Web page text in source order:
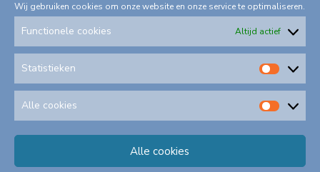
Wij gebruiken cookies om onze website en onze service te optimaliseren.
Functionele cookies Altijd actief
Statistieken
Alle cookies
Alle
Alle cookies
Partners
Het Ministerie van Economische Zaken en Klimaat financiert
SCAN. De uitvoering van SCAN is in handen vanEBNen
TNO.